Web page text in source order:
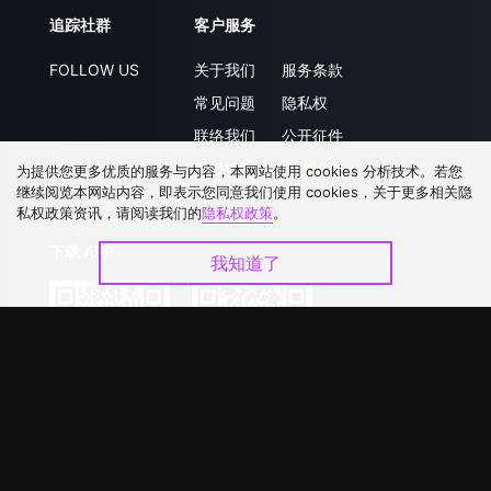
追踪社群
FOLLOW US
客户服务
关于我们
常见问题
联络我们
升级VIP
服务条款
隐私权
公开征件
合作洽談
为提供您更多优质的服务与内容，本网站使用 cookies 分析技术。若您
继续阅览本网站内容，即表示您同意我们使用 cookies，关于更多相关隐
私权政策资讯，请阅读我们的隐私权政策。
我知道了